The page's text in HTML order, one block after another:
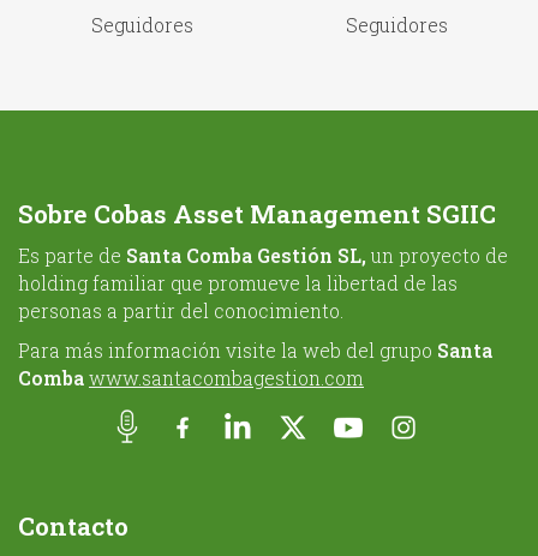
Seguidores Seguidores
Sobre Cobas Asset Management SGIIC
Es parte de Santa Comba Gestión SL, un proyecto de
holding familiar que promueve la libertad de las
personas a partir del conocimiento.
Para más información visite la web del grupo Santa
Combawww.santacombagestion.com
Contacto